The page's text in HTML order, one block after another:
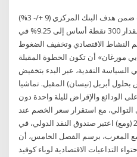
مع تخفيف التضخم وتثبيت التوقعات ضمن هدف البنك المركزي (9 +/- 3%)
، حيث خفض سعر الفائدة بمقدار 300 نقطة أساس إلى 9.25% في
الاقتصادي وتخفيف الضغوط
مورغان» أن تكون الخطوة المقبلة
السياسة النقدية، عبر البدء بتخفيض
50 نقطة أساس بحلول أبريل (نيسان) المقبل. تماشيا
الودائع والإقراض لليلة واحدة دون
18.75٪ و 19.75٪ على التوالي، مع استقرار سعر الخصم عند
19.25٪. واشنطن 5 يناير 2021 (ومع) اعتبر صندوق النقد الدولي، في
مشاوراته لعام 2020 مع المغرب، برسم الفصل الخامس، أن
التداعيات الاقتصادية لوباء كوفيد